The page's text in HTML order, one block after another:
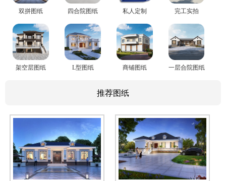
双拼图纸 四合院图纸 私人定制 完工实拍
架空层图纸 L型图纸 商铺图纸 一层合院图纸
推荐图纸